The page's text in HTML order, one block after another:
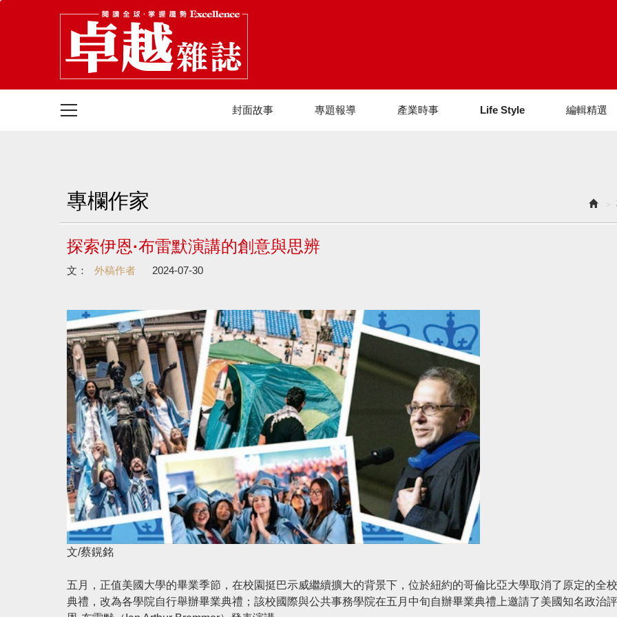
封面故事 專題報導 產業時事 Life Style 編輯精選
專欄作家
探索伊恩·布雷默演講的創意與思辨
文： 外稿作者 2024-07-30
文/蔡鎤銘
五月，正值美國大學的畢業季節，在校園挺巴示威繼續擴大的背景下，位於紐約的哥倫比亞大學取消了原定的全
典禮，改為各學院自行舉辦畢業典禮；該校國際與公共事務學院在五月中旬自辦畢業典禮上邀請了美國知名政治